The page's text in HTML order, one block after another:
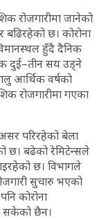
रोजगारीमा जानेको
छ। कोरोना
हुँदै दैनिक
दुई–तीन सय उड्ने
आर्थिक वर्षको
रोजगारीमा गएका
असर परिरहेको बेला
छ। बढेको रेमिटेन्सले
छ। विभागले
सुचारु भएको
कोरोना
सकेको छैन।